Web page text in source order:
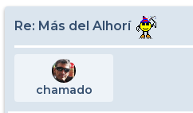
Re: Más del Alhorí
chamado